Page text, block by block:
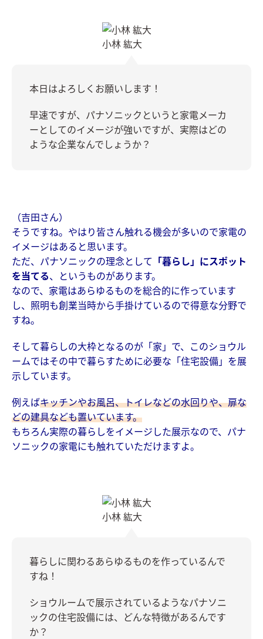
小林 紘大
本日はよろしくお願いします！
早速ですが、パナソニックというと家電メーカ
ーとしてのイメージが強いですが、実際はどの
ような企業なんでしょうか？
（吉田さん）
そうですね。やはり皆さん触れる機会が多いので家電の
イメージはあると思います。
ただ、パナソニックの理念として
「暮らし」にスポット
を当てる、というものがあります。
なので、家電はあらゆるものを総合的に作っています
し、照明も創業当時から手掛けているので得意な分野で
すね。
そして暮らしの大枠となるのが「家」で、このショウル
ームではその中で暮らすために必要な「住宅設備」を展
示しています。
例えばキッチンやお風呂、トイレなどの水回りや、扉な
どの建具なども置いています。
もちろん実際の暮らしをイメージした展示なので、パナ
ソニックの家電にも触れていただけますよ。
小林 紘大
暮らしに関わるあらゆるものを作っているんで
すね！
ショウルームで展示されているようなパナソニ
ックの住宅設備には、どんな特徴があるんです
か？